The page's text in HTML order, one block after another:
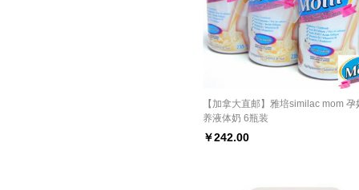
【加拿大直邮】雅培similac mom 孕
养液体奶 6瓶装
￥242.00